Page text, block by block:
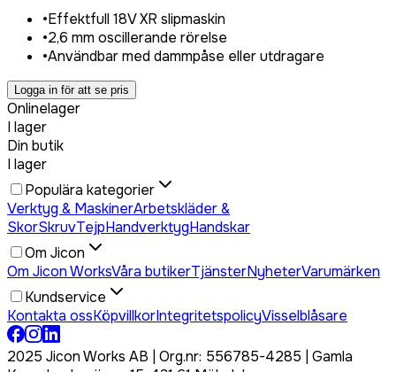
•Effektfull 18V XR slipmaskin
•2,6 mm oscillerande rörelse
•Användbar med dammpåse eller utdragare
Logga in för att se pris
Onlinelager
I lager
Din butik
I lager
Populära kategorier
Verktyg & MaskinerArbetskläder &
SkorSkruvTejpHandverktygHandskar
Om Jicon
Om Jicon WorksVåra butikerTjänsterNyheterVarumärken
Kundservice
Kontakta ossKöpvillkorIntegritetspolicyVisselblåsare
2025 Jicon Works AB | Org.nr: 556785-4285 | Gamla